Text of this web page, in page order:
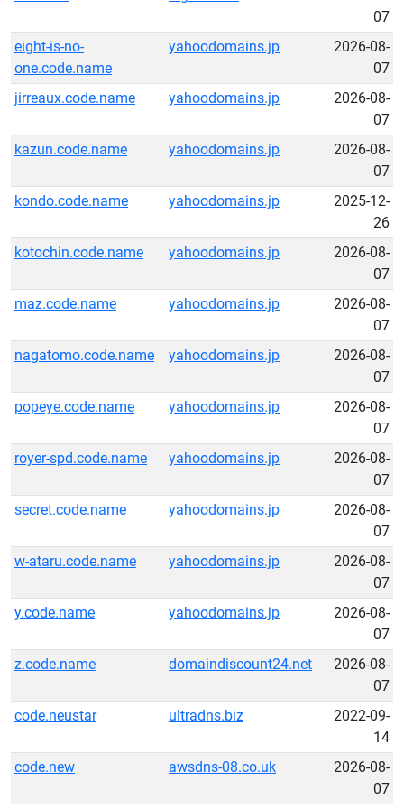
07
eight-is-no-
one.code.name
yahoodomains.jp
2026-08-
07
jirreaux.code.name
yahoodomains.jp
2026-08-
07
kazun.code.name
yahoodomains.jp
2026-08-
07
kondo.code.name
yahoodomains.jp
2025-12-
26
kotochin.code.name
yahoodomains.jp
2026-08-
07
maz.code.name
yahoodomains.jp
2026-08-
07
nagatomo.code.name
yahoodomains.jp
2026-08-
07
popeye.code.name
yahoodomains.jp
2026-08-
07
royer-spd.code.name
yahoodomains.jp
2026-08-
07
secret.code.name
yahoodomains.jp
2026-08-
07
w-ataru.code.name
yahoodomains.jp
2026-08-
07
y.code.name
yahoodomains.jp
2026-08-
07
z.code.name
domaindiscount24.net
2026-08-
07
code.neustar
ultradns.biz
2022-09-
14
code.new
awsdns-08.co.uk
2026-08-
07